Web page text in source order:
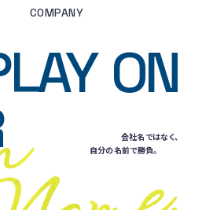
COMPANY
ON
会社名ではなく、
自分の名前で勝負。